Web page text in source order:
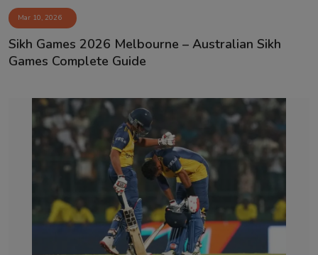
Mar 10, 2026
Sikh Games 2026 Melbourne – Australian Sikh
Games Complete Guide